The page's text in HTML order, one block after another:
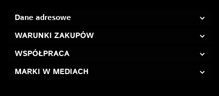
Dane adresowe
WARUNKI ZAKUPÓW
WSPÓŁPRACA
MARKI W MEDIACH